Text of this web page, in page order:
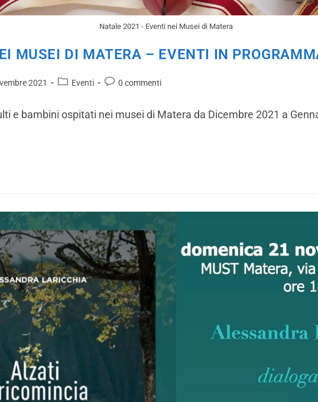
Natale 2021 - Eventi nei Musei di Matera
MUSEI DI MATERA – EVENTI IN
2021 Eventi 0 commenti
e bambini ospitati nei musei di Matera da Dicembre 2021 a